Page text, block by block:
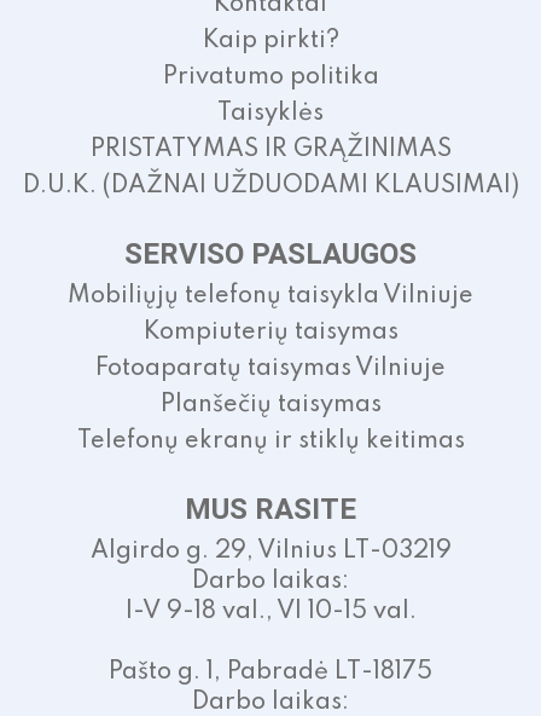
Kaip pirkti?
Privatumo politika
Taisyklės
PRISTATYMAS IR GRĄŽINIMAS
D.U.K. (DAŽNAI UŽDUODAMI KLAUSIMAI)
SERVISO PASLAUGOS
Mobiliųjų telefonų taisykla Vilniuje
Kompiuterių taisymas
Fotoaparatų taisymas Vilniuje
Planšečių taisymas
Telefonų ekranų ir stiklų keitimas
MUS RASITE
Algirdo g. 29, Vilnius LT-03219
Darbo laikas:
I-V 9-18 val., VI 10-15 val.
Pašto g. 1, Pabradė LT-18175
Darbo laikas: